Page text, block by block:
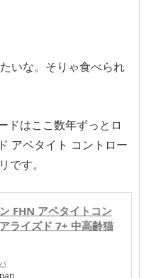
いな。そりゃ食べられ
ドはここ数年ずっとロ
アペタイト コントロー
です。
FHN アペタイトコン
ライズド 7+ 中高齢猫